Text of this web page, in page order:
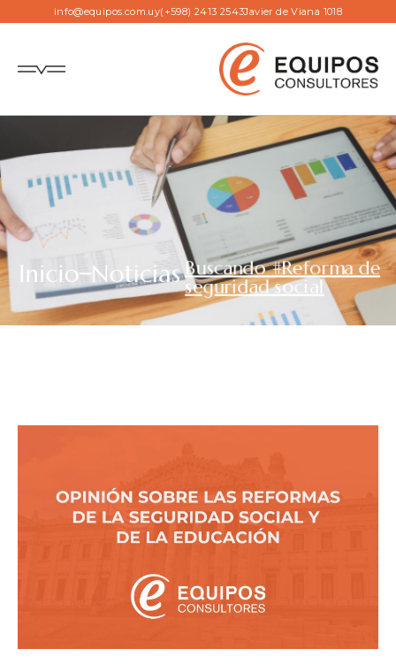
info@equipos.com.uy(+598) 2413 2543Javier de Viana 1018
Inicio Noticias Buscando #Reforma de
seguridad social